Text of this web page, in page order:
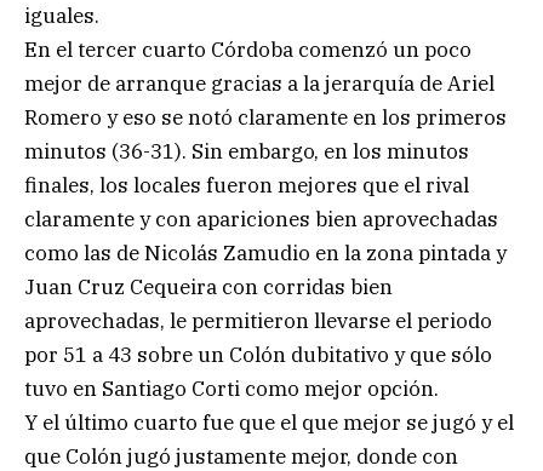
iguales.
En el tercer cuarto Córdoba comenzó un poco
mejor de arranque gracias a la jerarquía de Ariel
Romero y eso se notó claramente en los primeros
minutos (36-31). Sin embargo, en los minutos
finales, los locales fueron mejores que el rival
claramente y con apariciones bien aprovechadas
como las de Nicolás Zamudio en la zona pintada y
Juan Cruz Cequeira con corridas bien
aprovechadas, le permitieron llevarse el periodo
por 51 a 43 sobre un Colón dubitativo y que sólo
tuvo en Santiago Corti como mejor opción.
Y el último cuarto fue que el que mejor se jugó y el
que Colón jugó justamente mejor, donde con